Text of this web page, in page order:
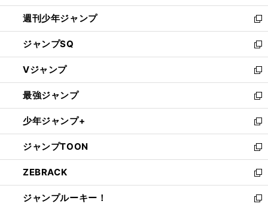
開
く
週刊少年ジャンプ
新
し
い
ウ
ィ
ン
ド
ウ
で
開
く
ジャンプSQ
新
し
い
ウ
ィ
ン
ド
ウ
で
開
く
Vジャンプ
新
し
い
ウ
ィ
ン
ド
ウ
で
開
く
最強ジャンプ
新
し
い
ウ
ィ
ン
ド
ウ
で
少年ジャンプ+
新
し
い
ウ
ィ
ン
ド
ジャンプTOON
新
し
い
ウ
ィ
ZEBRACK
新
し
い
ジャンプルーキー！
新